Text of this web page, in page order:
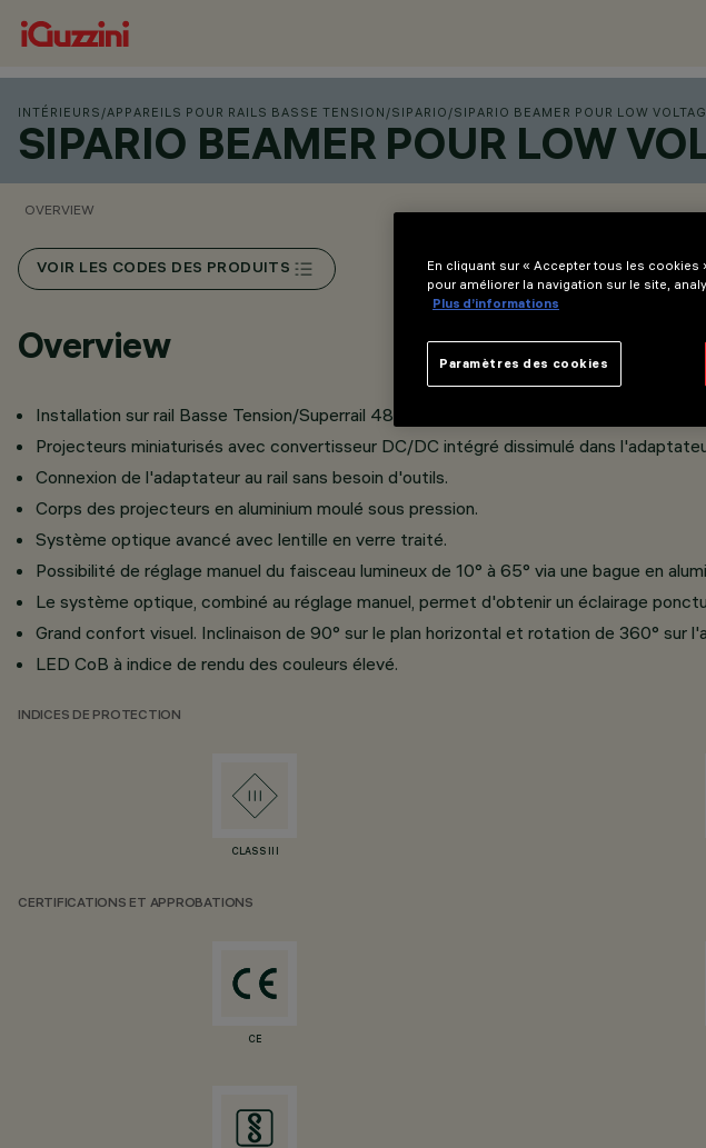
INTÉRIEURS /APPAREILS POUR RAILS BASSE TENSION /SIPARIO /SIPARIO BEAMER POUR LOW
SIPARIO BEAMER POUR LOW
OVERVIEW
VOIR LES CODES DES PRODUITS
Overview
Installation sur rail Basse Tension/Superrail 48V.
Projecteurs miniaturisés avec convertisseur DC/DC intégré dissimulé dans
Connexion de l'adaptateur au rail sans besoin d'outils.
Corps des projecteurs en aluminium moulé sous pression.
Système optique avancé avec lentille en verre traité.
Possibilité de réglage manuel du faisceau lumineux de 10° à 65° via une bague en
Le système optique, combiné au réglage manuel, permet d'obtenir un éclairage
Grand confort visuel. Inclinaison de 90° sur le plan horizontal et rotation de 360° sur
LED CoB à indice de rendu des couleurs élevé.
INDICES DE PROTECTION
CLASS III
CERTIFICATIONS ET APPROBATIONS
CE
En cliquant sur « Accepter tous les
pour améliorer la navigation sur le site,
Plus d’informations
Paramètres des cookies